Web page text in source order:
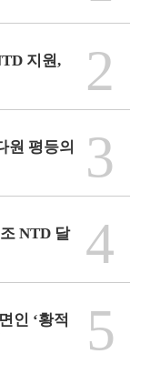
지원,
2
원 평등의
3
NTD 달
4
인 ‘황적
5